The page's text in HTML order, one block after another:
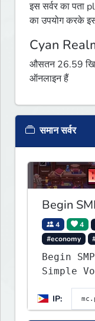
इस सर्वर का
का उपयोग करके
Cyan
औसतन 26.59
ऑनलाइन हैं
समान सर्वर
Begin
4 4
#economy
Begin SMP [ ☠
Simple
IP: